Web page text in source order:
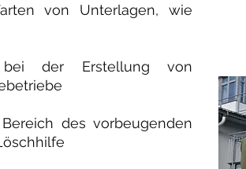
von Unterlagen, wie
der Erstellung von
des vorbeugenden